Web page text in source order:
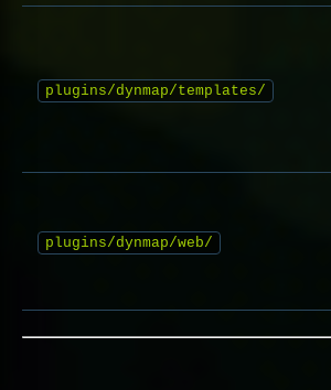
plugins/dynmap/templates/
plugins/dynmap/web/